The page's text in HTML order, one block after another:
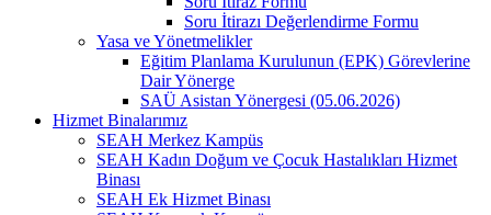
Soru İtirazı Değerlendirme Formu
Yasa ve Yönetmelikler
Eğitim Planlama Kurulunun (EPK) Görevlerine
Dair Yönerge
SAÜ Asistan Yönergesi (05.06.2026)
Hizmet Binalarımız
SEAH Merkez Kampüs
SEAH Kadın Doğum ve Çocuk Hastalıkları Hizmet
Binası
SEAH Ek Hizmet Binası